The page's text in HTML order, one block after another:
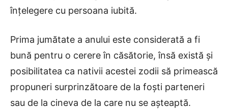
înțelegere cu persoana iubită.
Prima jumătate a anului este considerată a fi
bună pentru o cerere în căsătorie, însă există și
posibilitatea ca nativii acestei zodii să primească
propuneri surprinzătoare de la foști parteneri
sau de la cineva de la care nu se așteaptă.